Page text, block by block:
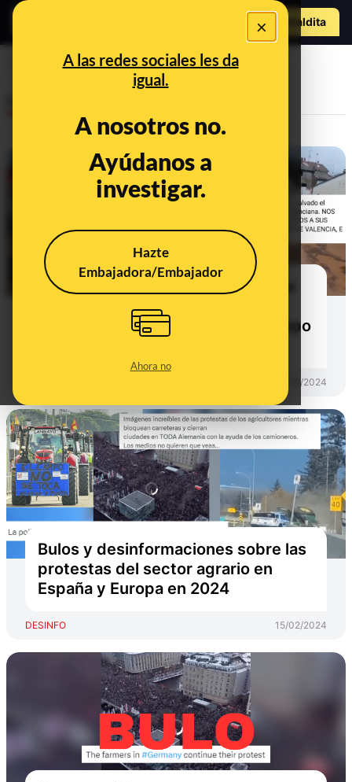
×
A las redes sociales les da
igual.
A nosotros no.
Ayúdanos a
investigar.
Hazte
Embajadora/Embajador
Ahora no
Hazte Maldita
agricultura
Las teorías de la conspiración que
aseguran que la DANA ha sido
provocada para perjudicar al campo
31/10/2024
Bulos y desinformaciones sobre las
protestas del sector agrario en
España y Europa en 2024
DESINFO 15/02/2024